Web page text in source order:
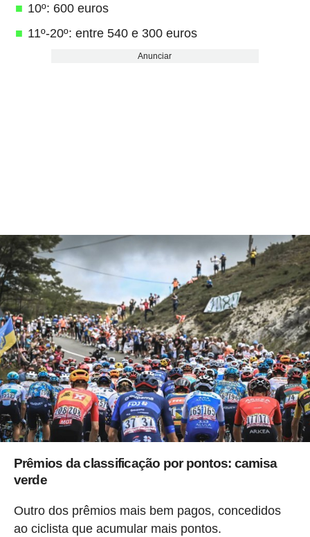
10º: 600 euros
11º-20º: entre 540 e 300 euros
Anunciar
Prêmios da classificação por pontos: camisa
verde
Outro dos prêmios mais bem pagos, concedidos
ao ciclista que acumular mais pontos.